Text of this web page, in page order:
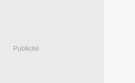
Publicité